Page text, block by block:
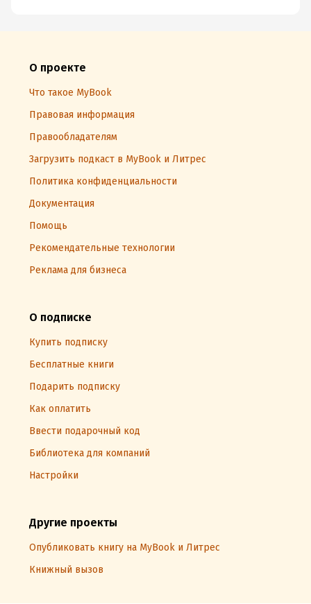
О проекте
Что такое MyBook
Правовая информация
Правообладателям
Загрузить подкаст в MyBook и Литрес
Политика конфиденциальности
Документация
Помощь
Рекомендательные технологии
Реклама для бизнеса
О подписке
Купить подписку
Бесплатные книги
Подарить подписку
Как оплатить
Ввести подарочный код
Библиотека для компаний
Настройки
Другие проекты
Опубликовать книгу на MyBook и Литрес
Книжный вызов